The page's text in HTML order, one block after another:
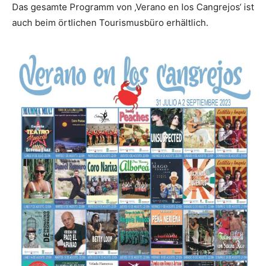
Das gesamte Programm von ‚Verano en los Cangrejos‘ ist
auch beim örtlichen Tourismusbüro erhältlich.